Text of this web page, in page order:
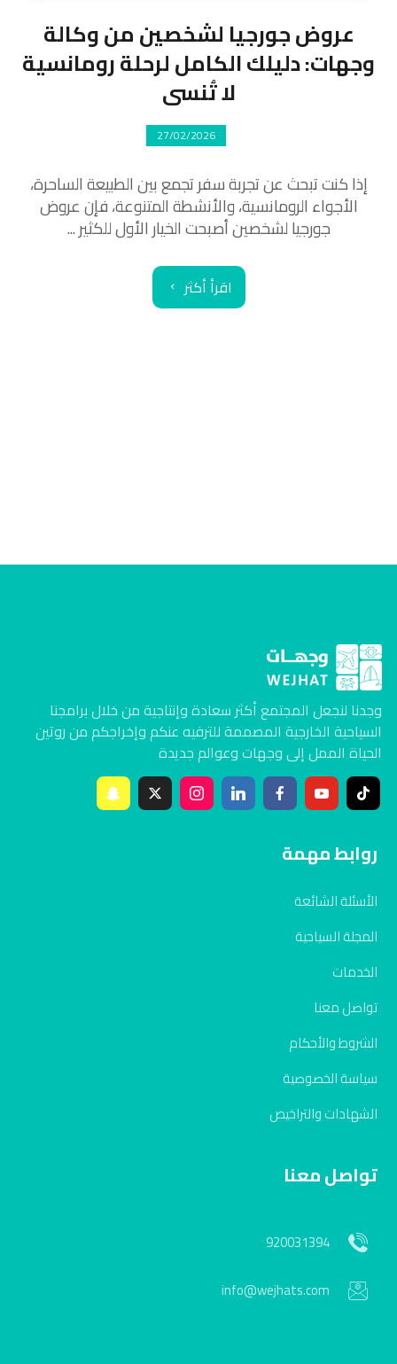
عروض جورجيا لشخصين من وكالة
وجهات: دليلك الكامل لرحلة رومانسية
لا تُنسى
27/02/2026
إذا كنت تبحث عن تجربة سفر تجمع بين الطبيعة الساحرة،
الأجواء الرومانسية، والأنشطة المتنوعة، فإن عروض
جورجيا لشخصين أصبحت الخيار الأول للكثير ...
اقرأ أكثر
وجدنا لنجعل المجتمع أكثر سعادة وإنتاجية من خلال برامجنا
السياحية الخارجية المصممة للترفيه عنكم وإخراجكم من روتين
الحياة الممل إلى وجهات وعوالم جديدة
روابط مهمة
الأسئلة الشائعة
المجلة السياحية
الخدمات
تواصل معنا
الشروط والأحكام
سياسة الخصوصية
الشهادات والتراخيص
تواصل معنا
920031394
info@wejhats.com